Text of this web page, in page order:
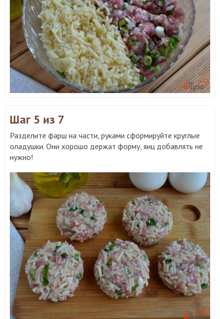
Шаг 5 из 7
Разделите фарш на части, руками сформируйте круглые
оладушки. Они хорошо держат форму, яиц добавлять не
нужно!